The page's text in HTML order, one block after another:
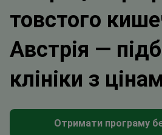
товстого
Австрія —
клініки з
Отримати програму